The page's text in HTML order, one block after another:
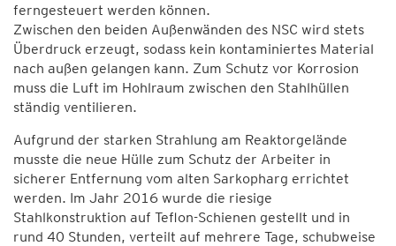
ferngesteuert werden können.
Zwischen den beiden Außenwänden des NSC wird stets
Überdruck erzeugt, sodass kein kontaminiertes Material
nach außen gelangen kann. Zum Schutz vor Korrosion
muss die Luft im Hohlraum zwischen den Stahlhüllen
ständig ventilieren.
Aufgrund der starken Strahlung am Reaktorgelände
musste die neue Hülle zum Schutz der Arbeiter in
sicherer Entfernung vom alten Sarkopharg errichtet
werden. Im Jahr 2016 wurde die riesige
Stahlkonstruktion auf Teflon-Schienen gestellt und in
rund 40 Stunden, verteilt auf mehrere Tage, schubweise